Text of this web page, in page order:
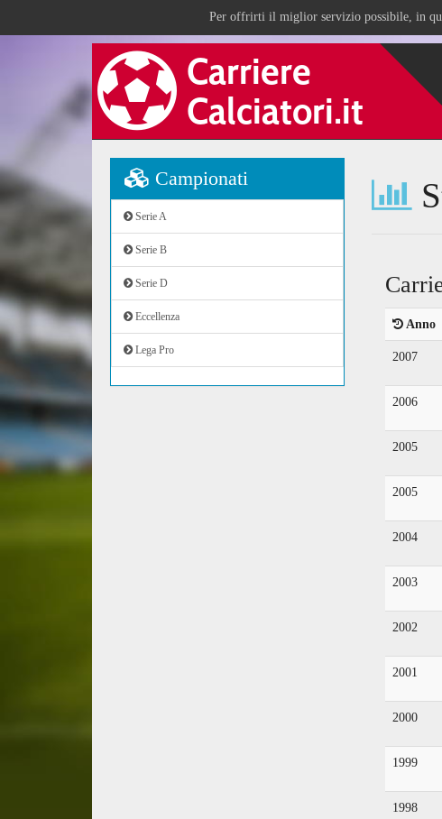
Per offrirti il miglior servizio possibile, in
Campionati
Serie A
Serie B
Serie D
Eccellenza
Lega Pro
Anno
2007
2006
2005
2005
2004
2003
2002
2001
2000
1999
1998